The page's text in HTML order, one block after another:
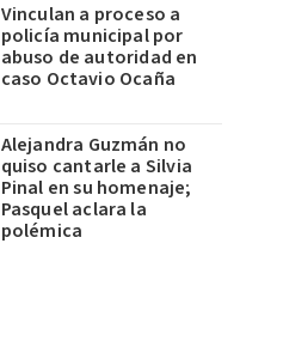
Vinculan a proceso a
policía municipal por
abuso de autoridad en
caso Octavio Ocaña
Alejandra Guzmán no
quiso cantarle a Silvia
Pinal en su homenaje;
Pasquel aclara la
polémica